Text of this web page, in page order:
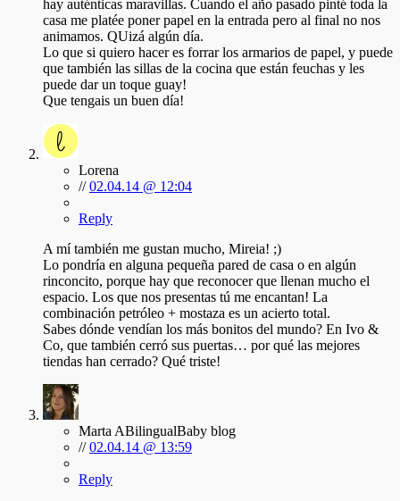
hay auténticas maravillas. Cuando el año pasado pinté toda la
casa me platée poner papel en la entrada pero al final no nos
animamos. QUizá algún día.
Lo que si quiero hacer es forrar los armarios de papel, y puede
que también las sillas de la cocina que están feuchas y les
puede dar un toque guay!
Que tengais un buen día!
Lorena
//02.04.14 @ 12:04
Reply
A mí también me gustan mucho, Mireia! ;)
Lo pondría en alguna pequeña pared de casa o en algún
rinconcito, porque hay que reconocer que llenan mucho el
espacio. Los que nos presentas tú me encantan! La
combinación petróleo + mostaza es un acierto total.
Sabes dónde vendían los más bonitos del mundo? En Ivo &
Co, que también cerró sus puertas… por qué las mejores
tiendas han cerrado? Qué triste!
Marta ABilingualBaby blog
//02.04.14 @ 13:59
Reply